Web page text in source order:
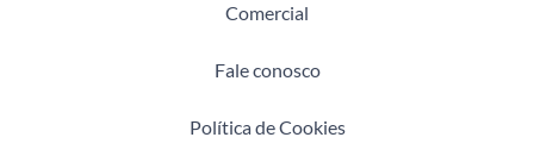
Comercial
Fale conosco
Política de Cookies